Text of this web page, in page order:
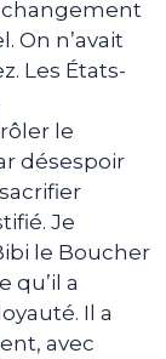
changement
On n’avait
Les États-
le
désespoir
Je
le Boucher
qu’il a
Il a
avec